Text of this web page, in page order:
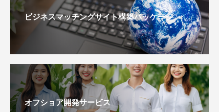
ビジネスマッチングサイト構築パッケージ
オフショア開発サービス